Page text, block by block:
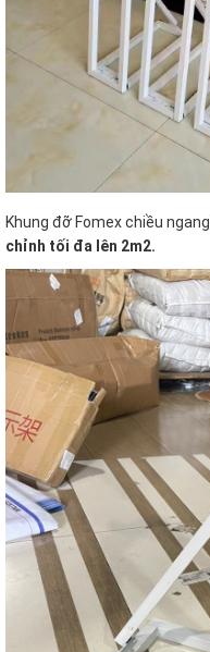
Khung đỡ Fomex chiều ngang
chỉnh tối đa lên 2m2.